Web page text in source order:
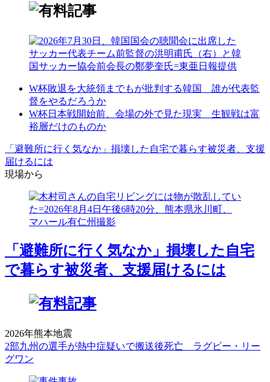
W杯敗退を大統領までもが批判する韓国 誰が代表監
督をやるだろうか
W杯日本戦開始前、会場の外で見た現実 生観戦は富
裕層だけのものか
「避難所に行く気なか」損壊した自宅で暮らす被災者、支援
届けるには
現場から
「避難所に行く気なか」損壊した自宅
で暮らす被災者、支援届けるには
2026年熊本地震
2部九州の選手が熱中症疑いで搬送後死亡 ラグビー・リー
グワン